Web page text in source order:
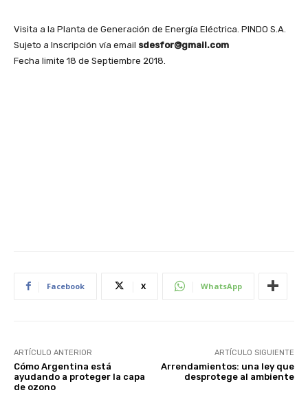
Visita a la Planta de Generación de Energía Eléctrica. PINDO S.A.
Sujeto a Inscripción vía email sdesfor@gmail.com
Fecha limite 18 de Septiembre 2018.
Facebook X WhatsApp
ARTÍCULO ANTERIOR
Cómo Argentina está
ayudando a proteger la capa
de ozono
ARTÍCULO SIGUIENTE
Arrendamientos: una ley que
desprotege al ambiente